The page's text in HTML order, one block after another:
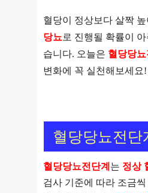
혈당이 정상보다 살짝
당뇨 로 진행될 확률이
습니다. 오늘은 혈당당뇨
변화에 꼭 실천해보세요!
혈당당뇨전단
혈당당뇨전단계 는 정상
검사 기준에 따라 조금